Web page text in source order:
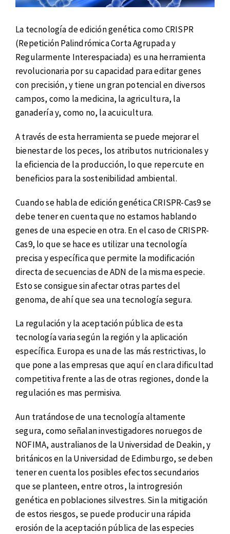
La tecnología de edición genética como CRISPR
(Repetición Palindrómica Corta Agrupada y
Regularmente Interespaciada) es una herramienta
revolucionaria por su capacidad para editar genes
con precisión, y tiene un gran potencial en diversos
campos, como la medicina, la agricultura, la
ganadería y, como no, la acuicultura.
A través de esta herramienta se puede mejorar el
bienestar de los peces, los atributos nutricionales y
la eficiencia de la producción, lo que repercute en
beneficios para la sostenibilidad ambiental.
Cuando se habla de edición genética CRISPR-Cas9 se
debe tener en cuenta que no estamos hablando
genes de una especie en otra. En el caso de CRISPR-
Cas9, lo que se hace es utilizar una tecnología
precisa y específica que permite la modificación
directa de secuencias de ADN de la misma especie.
Esto se consigue sin afectar otras partes del
genoma, de ahí que sea una tecnología segura.
La regulación y la aceptación pública de esta
tecnología varia según la región y la aplicación
específica. Europa es una de las más restrictivas, lo
que pone a las empresas que aquí en clara dificultad
competitiva frente a las de otras regiones, donde la
regulación es mas permisiva.
Aun tratándose de una tecnología altamente
segura, como señalan investigadores noruegos de
NOFIMA, australianos de la Universidad de Deakin, y
británicos en la Universidad de Edimburgo, se deben
tener en cuenta los posibles efectos secundarios
que se planteen, entre otros, la introgresión
genética en poblaciones silvestres. Sin la mitigación
de estos riesgos, se puede producir una rápida
erosión de la aceptación pública de las especies